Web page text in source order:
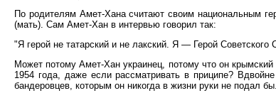
По родителям Амет-Хана считают своим национальным
(мать). Сам Амет-Хан в интервью говорил так:
"Я герой не татарский и не лакский. Я — Герой
Может потому Амет-Хан украинец, потому что он
1954 года, даже если рассматривать в приципе?
бандеровцев, которым он никогда в жизни руки не подал бы.